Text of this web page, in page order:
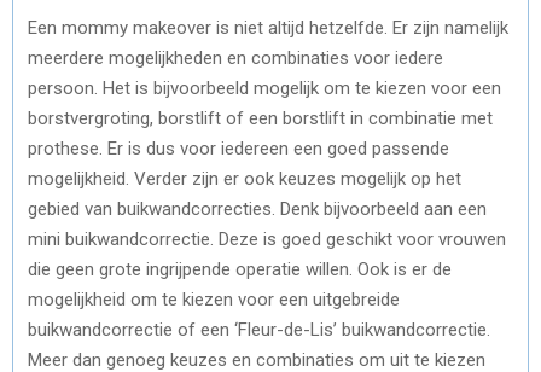
Een mommy makeover is niet altijd hetzelfde. Er zijn namelijk
meerdere mogelijkheden en combinaties voor iedere
persoon. Het is bijvoorbeeld mogelijk om te kiezen voor een
borstvergroting, borstlift of een borstlift in combinatie met
prothese. Er is dus voor iedereen een goed passende
mogelijkheid. Verder zijn er ook keuzes mogelijk op het
gebied van buikwandcorrecties. Denk bijvoorbeeld aan een
mini buikwandcorrectie. Deze is goed geschikt voor vrouwen
die geen grote ingrijpende operatie willen. Ook is er de
mogelijkheid om te kiezen voor een uitgebreide
buikwandcorrectie of een ‘Fleur-de-Lis’ buikwandcorrectie.
Meer dan genoeg keuzes en combinaties om uit te kiezen